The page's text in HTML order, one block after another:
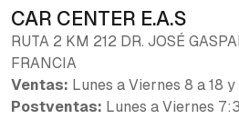
CAR CENTER E.A.S
RUTA 2 KM 212 DR. JOSÉ
FRANCIA
Ventas: Lunes a Viernes 8 a 18
Postventas: Lunes a Viernes